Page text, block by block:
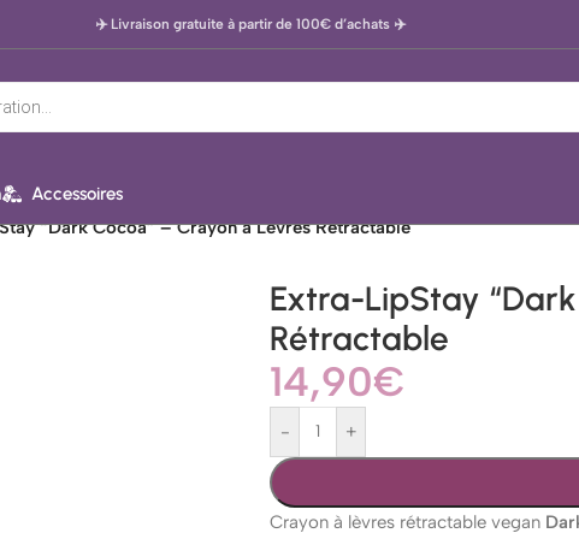
✈️ Livraison gratuite à partir de 100€ d’achats ✈️
Accessoires
“Dark Cocoa” – Crayon à Lèvres Rétractable
Extra-LipStay
Rétractable
14,90€
- +
Crayon à lèvres rétractable vegan